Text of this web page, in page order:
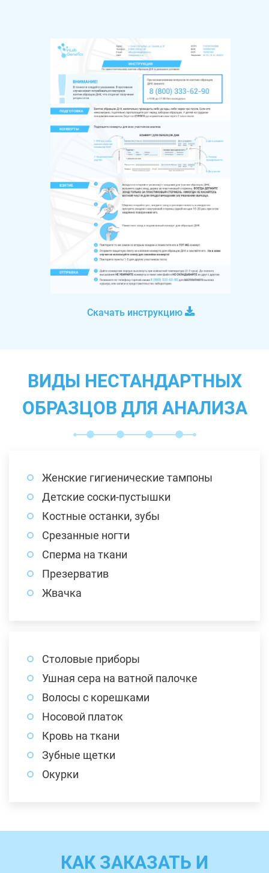
Скачать инструкцию
ВИДЫ НЕСТАНДАРТНЫХ
ОБРАЗЦОВ ДЛЯ АНАЛИЗА
Женские гигиенические тампоны
Детские соски-пустышки
Костные останки, зубы
Срезанные ногти
Сперма на ткани
Презерватив
Жвачка
Столовые приборы
Ушная сера на ватной палочке
Волосы с корешками
Носовой платок
Кровь на ткани
Зубные щетки
Окурки
КАК ЗАКАЗАТЬ И